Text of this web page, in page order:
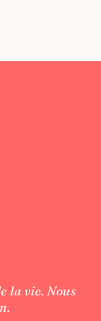
la vie. Nous